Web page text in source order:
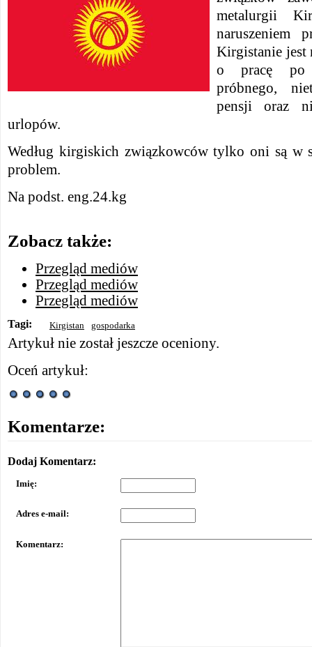
metalurgii
naruszeniem
Kirgistanie jest
o pracę po
próbnego,
pensji oraz
urlopów.
Według kirgiskich związkowców tylko oni są w
problem.
Na podst. eng.24.kg
Zobacz także:
Przegląd mediów
Przegląd mediów
Przegląd mediów
Tagi: Kirgistan gospodarka
Artykuł nie został jeszcze oceniony.
Oceń artykuł:
Komentarze:
Dodaj Komentarz:
Imię:
Adres e-mail:
Komentarz: